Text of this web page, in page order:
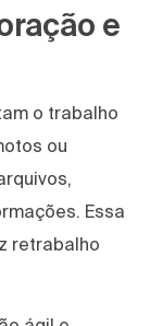
e
o trabalho
ou
Essa
retrabalho